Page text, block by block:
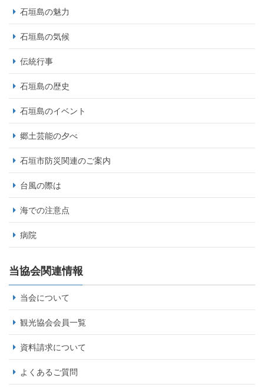
石垣島の魅力
石垣島の気候
伝統行事
石垣島の歴史
石垣島のイベント
郷土芸能の夕べ
石垣市防災関連のご案内
台風の際は
海での注意点
病院
当協会関連情報
当会について
観光協会会員一覧
資料請求について
よくあるご質問